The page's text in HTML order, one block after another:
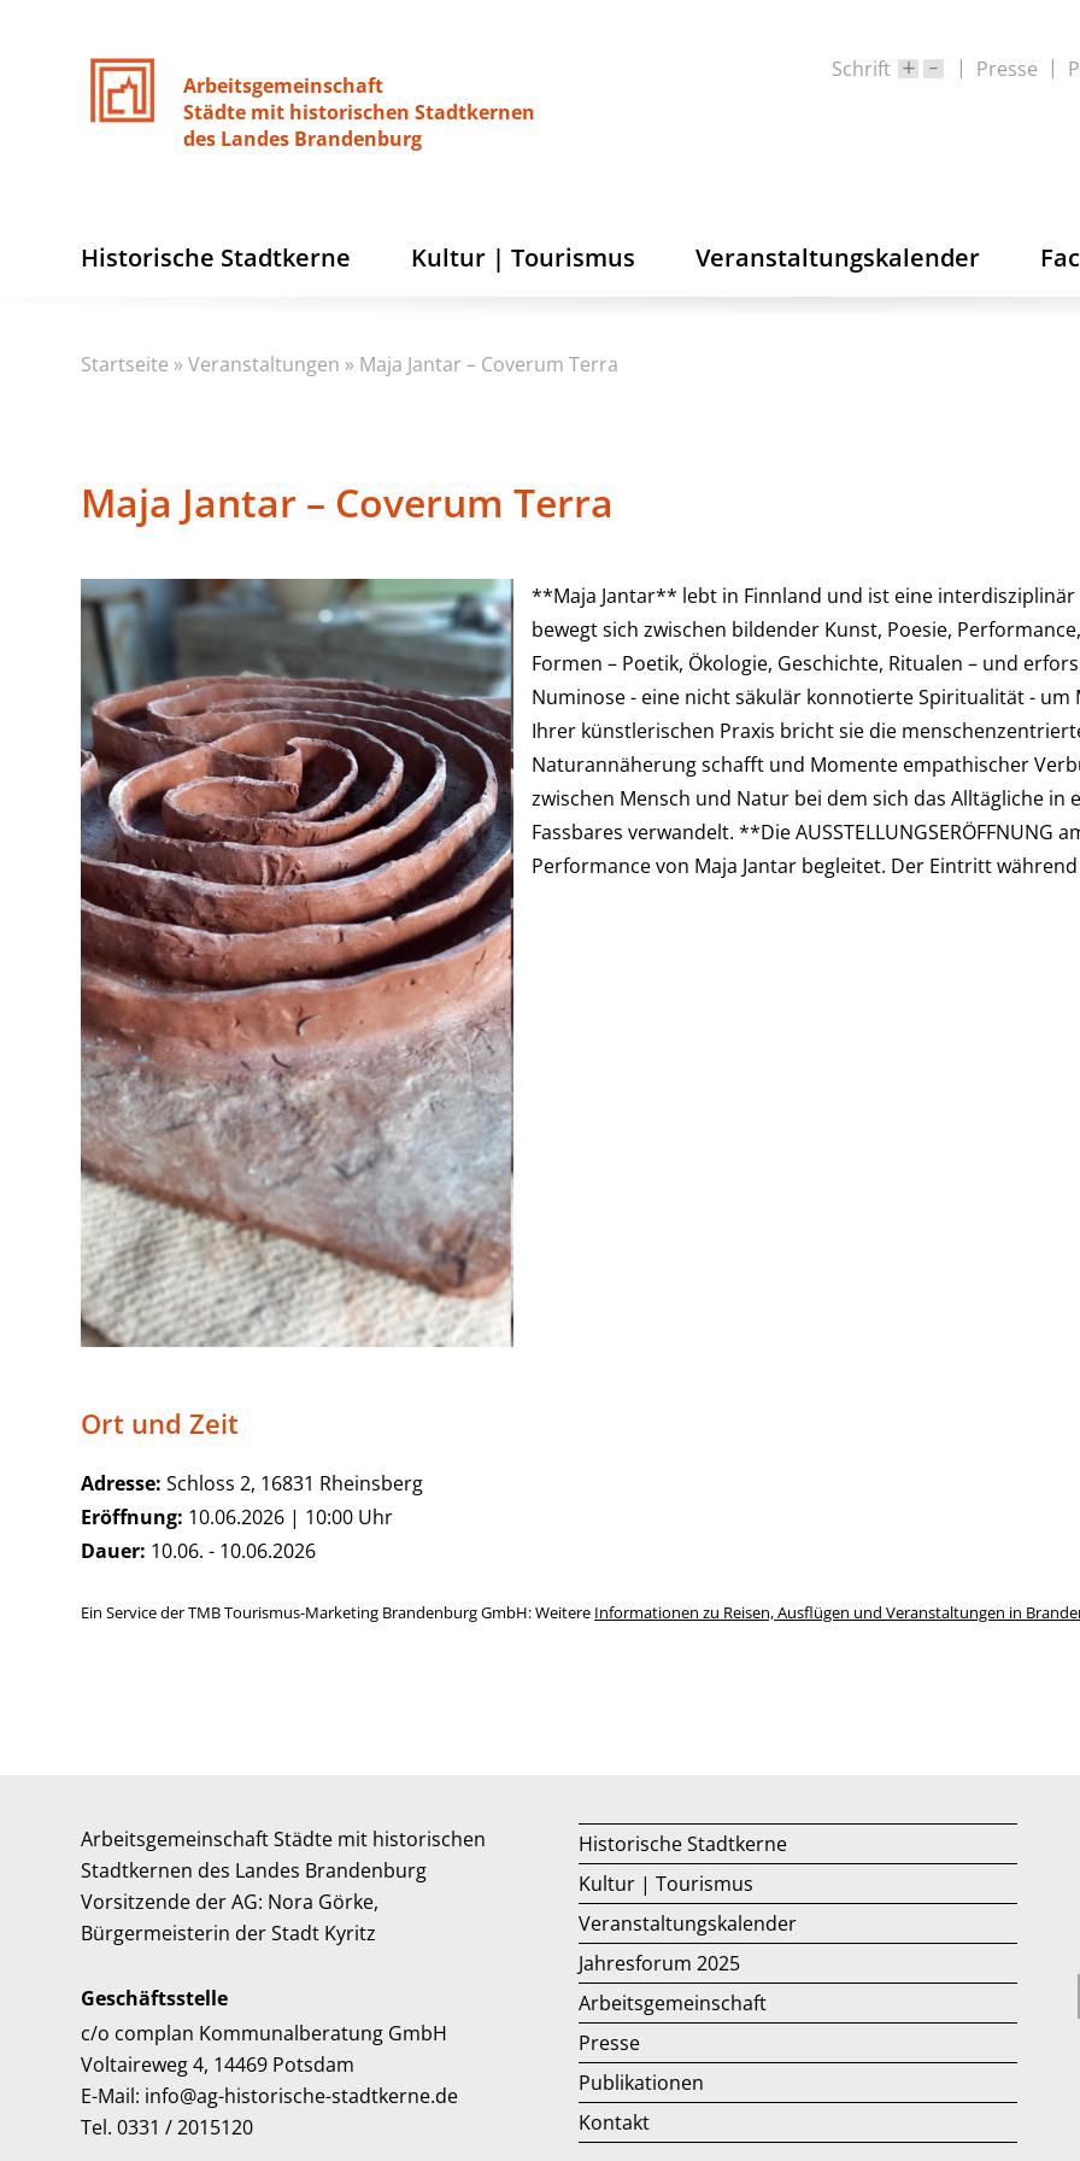
Arbeitsgemeinschaft
Städte mit historischen Stadtkernen
des Landes Brandenburg
Schrift Presse
Historische Stadtkerne Kultur | Tourismus Veranstaltungskalender
Startseite »Veranstaltungen » Maja Jantar – Coverum Terra
Maja Jantar – Coverum Terra
**Maja Jantar** lebt in Finnland und ist eine
bewegt sich zwischen bildender Kunst, Poesie,
Formen – Poetik, Ökologie, Geschichte, Ritualen – und
Numinose - eine nicht säkulär konnotierte Spiritualität -
Ihrer künstlerischen Praxis bricht sie die
Naturannäherung schafft und Momente empathischer
zwischen Mensch und Natur bei dem sich das Alltägliche in
Fassbares verwandelt. **Die AUSSTELLUNGSERÖFFNUNG
Performance von Maja Jantar begleitet. Der Eintritt
Ort und Zeit
Adresse: Schloss 2, 16831 Rheinsberg
Eröffnung: 10.06.2026 | 10:00 Uhr
Dauer: 10.06. - 10.06.2026
Ein Service der TMB Tourismus-Marketing Brandenburg GmbH: Weitere Informationen zu Reisen, Ausflügen und Veranstaltungen in
Arbeitsgemeinschaft Städte mit historischen
Stadtkernen des Landes Brandenburg
Vorsitzende der AG: Nora Görke,
Bürgermeisterin der Stadt Kyritz
Geschäftsstelle
c/o complan Kommunalberatung GmbH
Voltaireweg 4, 14469 Potsdam
E-Mail: info@ag-historische-stadtkerne.de
Tel. 0331 / 2015120
Historische Stadtkerne
Kultur | Tourismus
Veranstaltungskalender
Jahresforum 2025
Arbeitsgemeinschaft
Presse
Publikationen
Kontakt